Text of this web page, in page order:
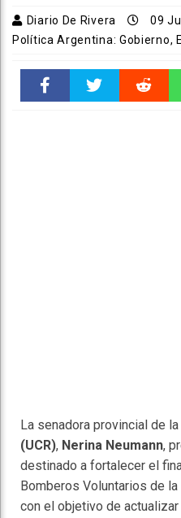
Diario De Rivera 09
Política Argentina: Gobierno,
La senadora provincial de la
(UCR), Nerina Neumann,
destinado a fortalecer el
Bomberos Voluntarios de
con el objetivo de